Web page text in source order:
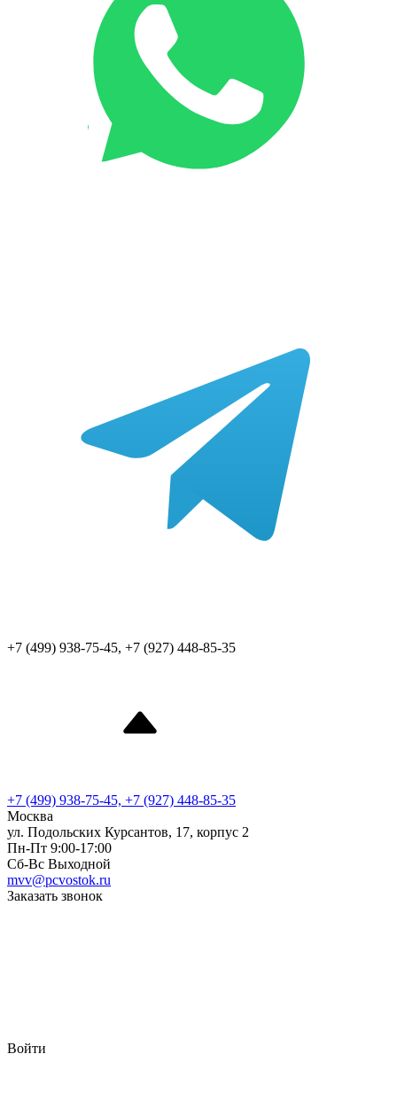
+7 (499) 938-75-45, +7 (927) 448-85-35
+7 (499) 938-75-45, +7 (927) 448-85-35
Москва
ул. Подольских Курсантов, 17, корпус 2
Пн-Пт 9:00-17:00
Сб-Вс Выходной
mvv@pcvostok.ru
Заказать звонок
Войти